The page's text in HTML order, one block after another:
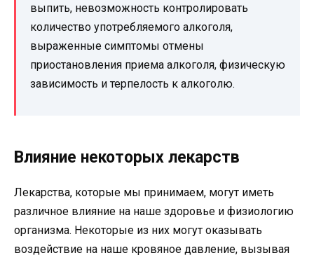
выпить, невозможность контролировать
количество употребляемого алкоголя,
выраженные симптомы отмены
приостановления приема алкоголя, физическую
зависимость и терпелость к алкоголю.
Влияние некоторых лекарств
Лекарства, которые мы принимаем, могут иметь
различное влияние на наше здоровье и физиологию
организма. Некоторые из них могут оказывать
воздействие на наше кровяное давление, вызывая